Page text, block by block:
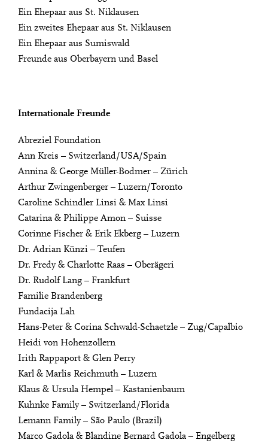
Ein Ehepaar aus St. Niklausen
Ein zweites Ehepaar aus St. Niklausen
Ein Ehepaar aus Sumiswald
Freunde aus Oberbayern und Basel
Internationale Freunde
Abreziel Foundation
Ann Kreis – Switzerland/USA/Spain
Annina & George Müller-Bodmer – Zürich
Arthur Zwingenberger – Luzern/Toronto
Caroline Schindler Linsi & Max Linsi
Catarina & Philippe Amon – Suisse
Corinne Fischer & Erik Ekberg – Luzern
Dr. Adrian Künzi – Teufen
Dr. Fredy & Charlotte Raas – Oberägeri
Dr. Rudolf Lang – Frankfurt
Familie Brandenberg
Fundacija Lah
Hans-Peter & Corina Schwald-Schaetzle – Zug/Capalbio
Heidi von Hohenzollern
Irith Rappaport & Glen Perry
Karl & Marlis Reichmuth – Luzern
Klaus & Ursula Hempel – Kastanienbaum
Kuhnke Family – Switzerland/Florida
Lemann Family – São Paulo (Brazil)
Marco Gadola & Blandine Bernard Gadola – Engelberg